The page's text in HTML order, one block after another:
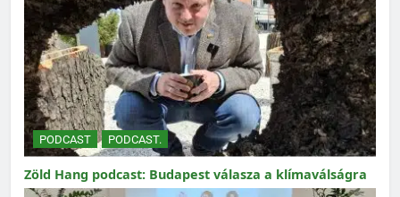
PODCAST PODCAST.
Zöld Hang podcast: Budapest válasza a klímaválságra